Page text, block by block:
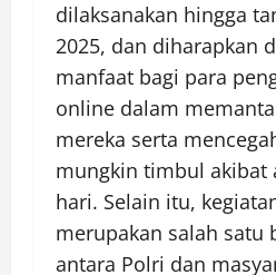
dilaksanakan hingga
2025, dan diharapkan
manfaat bagi para
online dalam
mereka serta
mungkin timbul akibat
hari. Selain itu,
merupakan salah satu
antara Polri dan